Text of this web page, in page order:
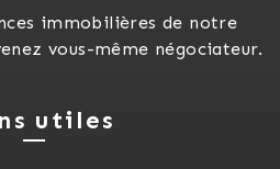
immobilières de notre
vous-même négociateur.
utiles